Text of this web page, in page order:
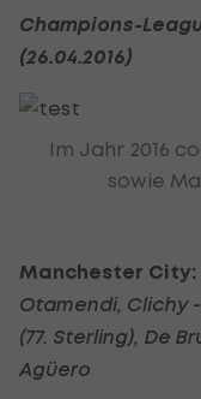
Champions-
(26.04.2016)
Im Jahr 2016
sowie
Manchester City:
Otamendi, Clichy
(77. Sterling), De
Agüero